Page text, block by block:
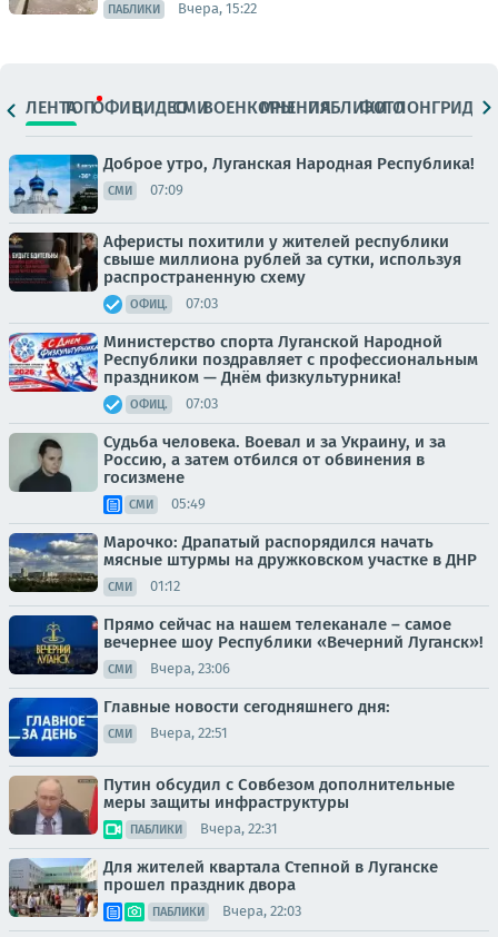
ПАБЛИКИ Вчера, 15:22
ЛЕНТАТОПОФИЦ.ВИДЕОСМИВОЕНКОРЫМНЕНИЯПАБЛИКИ
ФОТОЛОНГРИДЫ
Доброе утро, Луганская Народная Республика!
СМИ 07:09
Аферисты похитили у жителей республики
свыше миллиона рублей за сутки, используя
распространенную схему
ОФИЦ. 07:03
Министерство спорта Луганской Народной
Республики поздравляет с профессиональным
праздником — Днём физкультурника!
ОФИЦ. 07:03
Судьба человека. Воевал и за Украину, и за
Россию, а затем отбился от обвинения в
госизмене
СМИ 05:49
Марочко: Драпатый распорядился начать
мясные штурмы на дружковском участке в ДНР
СМИ 01:12
Прямо сейчас на нашем телеканале – самое
вечернее шоу Республики «Вечерний Луганск»!
СМИ Вчера, 23:06
Главные новости сегодняшнего дня:
СМИ Вчера, 22:51
Путин обсудил с Совбезом дополнительные
меры защиты инфраструктуры
ПАБЛИКИ Вчера, 22:31
Для жителей квартала Степной в Луганске
прошел праздник двора
ПАБЛИКИ Вчера, 22:03